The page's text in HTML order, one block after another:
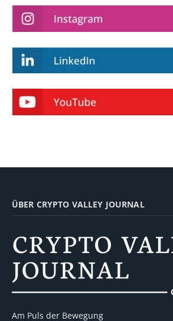
ÜBER CRYPTO VALLEY JOURNAL
Am Puls der Bewegung